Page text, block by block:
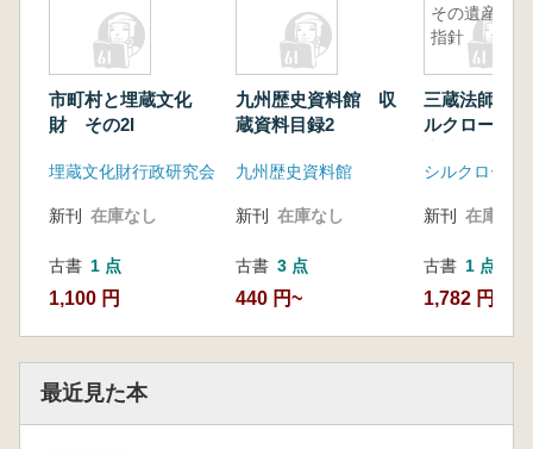
市町村と埋蔵文化
財 その2I
埋蔵文化財行政研究会
新刊 在庫なし
古書 1 点
1,100 円
九州歴史資料館 収
蔵資料目録2
九州歴史資料館
新刊 在庫なし
古書 3 点
440 円~
その遺産と
指針
三蔵法師・
ルクロード
新刊 在庫なし
古書 1 点
1,782 円
最近見た本